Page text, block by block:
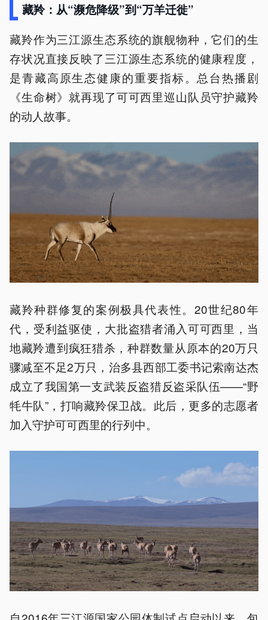
藏羚：从“濒危降级”到“万羊迁徙”
藏羚作为三江源生态系统的旗舰物种，它们的生
存状况直接反映了三江源生态系统的健康程度，
是青藏高原生态健康的重要指标。总台热播剧
《生命树》就再现了可可西里巡山队员守护藏羚
的动人故事。
藏羚种群修复的案例极具代表性。20世纪80年
代，受利益驱使，大批盗猎者涌入可可西里，当
地藏羚遭到疯狂猎杀，种群数量从原本的20万只
骤减至不足2万只，治多县西部工委书记索南达杰
成立了我国第一支武装反盗猎反盗采队伍——“野
牦牛队”，打响藏羚保卫战。此后，更多的志愿者
加入守护可可西里的行列中。